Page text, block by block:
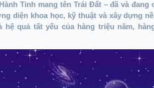
Tinh mang tên Trái Đất – đã và
diện khoa học, kỹ thuật và xây dựng
hệ quả tất yếu của hàng triệu năm,